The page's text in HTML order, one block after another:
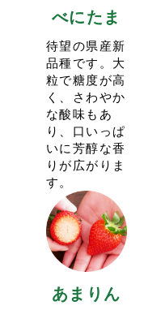
さい。
ご来園お待ちして
2022.1.9
＜1/22（土）、1/
たします＞
上記日程はイチゴ
の貸切営業とさせ
1/中〜末にかけて
す。いちご狩りの
ください。
2月頭ごろからま
通常のイチゴ販売
2021.12.16
<2021-22シーズ
いたします>
1/2(日)まではイ
注意ください。
べにたま
待望の県産新
品種です。大
粒で糖度が高
く、さわやか
な酸味もあ
り、口いっぱ
いに芳醇な香
りが広がりま
す。
あまりん